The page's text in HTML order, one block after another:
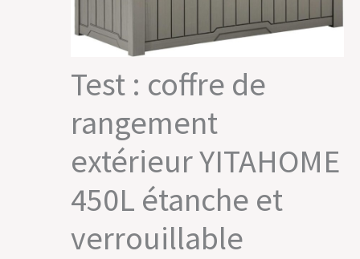
Test : coffre de
rangement
extérieur YITAHOME
450L étanche et
verrouillable